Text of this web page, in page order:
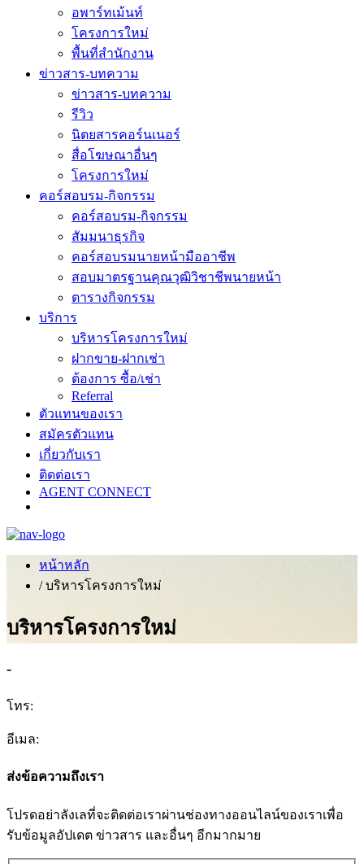
อพาร์ทเม้นท์
โครงการใหม่
พื้นที่สํานักงาน
ข่าวสาร-บทความ
ข่าวสาร-บทความ
รีวิว
นิตยสารคอร์นเนอร์
สื่อโฆษณาอื่นๆ
โครงการใหม่
คอร์สอบรม-กิจกรรม
คอร์สอบรม-กิจกรรม
สัมมนาธุรกิจ
คอร์สอบรมนายหน้ามืออาชีพ
สอบมาตรฐานคุณวุฒิวิชาชีพนายหน้า
ตารางกิจกรรม
บริการ
บริหารโครงการใหม่
ฝากขาย-ฝากเช่า
ต้องการ ซื้อ/เช่า
Referral
ตัวแทนของเรา
สมัครตัวแทน
เกี่ยวกับเรา
ติดต่อเรา
AGENT CONNECT
หน้าหลัก
/ บริหารโครงการใหม่
บริหารโครงการใหม่
-
โทร:
อีเมล:
ส่งข้อความถึงเรา
โปรดอย่าลังเลที่จะติดต่อเราผ่านช่องทางออนไลน์ของเราเพื่อ
รับข้อมูลอัปเดต ข่าวสาร และอื่นๆ อีกมากมาย